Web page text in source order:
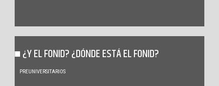
¿Y EL FONID? ¿DÓNDE ESTÁ EL FONID?
PREUNIVERSITARIOS